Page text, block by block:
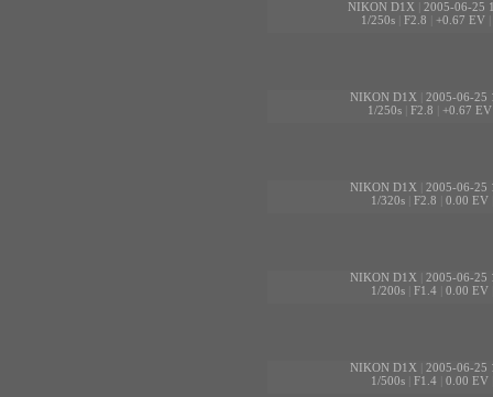
NIKON D1X
2005-06-25
1/250s| F2.8 +0.67 EV|
NIKON D1X
2005-06-25
1/250s| F2.8 +0.67 EV
NIKON D1X
2005-06-25
1/320s| F2.8 0.00 EV
NIKON D1X
2005-06-25
1/200s| F1.4 0.00 EV
NIKON D1X
2005-06-25
1/500s| F1.4 0.00 EV